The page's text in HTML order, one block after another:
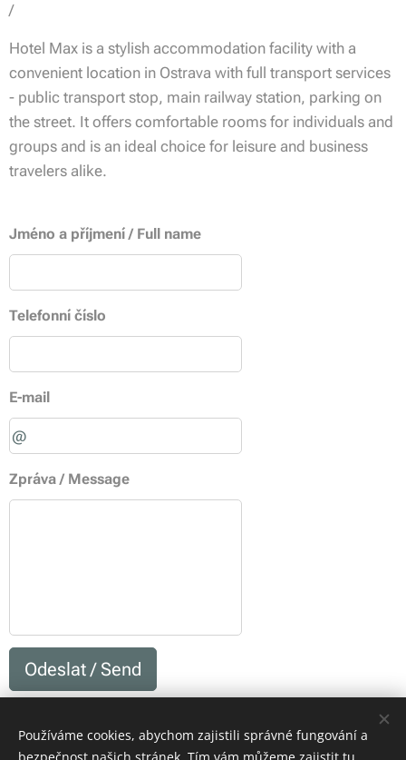
/
Hotel Max is a stylish accommodation facility with a
convenient location in Ostrava with full transport services
- public transport stop, main railway station, parking on
the street. It offers comfortable rooms for individuals and
groups and is an ideal choice for leisure and business
travelers alike.
Jméno a příjmení / Full name
Telefonní číslo
E-mail
Zpráva / Message
Odeslat / Send
Používáme cookies, abychom zajistili správné fungování a